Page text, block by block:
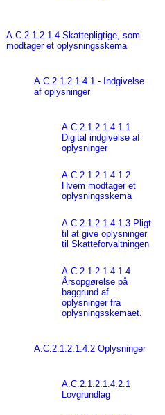
A.C.2.1.2.1.4 Skattepligtige, som
modtager et oplysningsskema
A.C.2.1.2.1.4.1 - Indgivelse
af oplysninger
A.C.2.1.2.1.4.1.1
Digital indgivelse af
oplysninger
A.C.2.1.2.1.4.1.2
Hvem modtager et
oplysningsskema
A.C.2.1.2.1.4.1.3 Pligt
til at give oplysninger
til Skatteforvaltningen
A.C.2.1.2.1.4.1.4
Årsopgørelse på
baggrund af
oplysninger fra
oplysningsskemaet.
A.C.2.1.2.1.4.2 Oplysninger
A.C.2.1.2.1.4.2.1
Lovgrundlag